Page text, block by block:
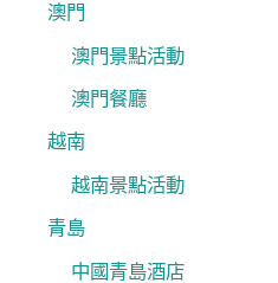
澳門
澳門景點活動
澳門餐廳
越南
越南景點活動
青島
中國青島酒店